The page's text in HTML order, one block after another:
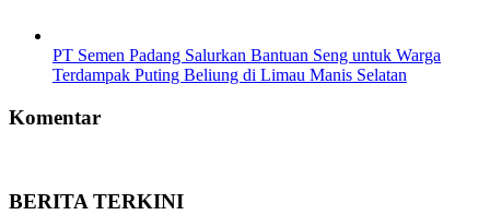
PT Semen Padang Salurkan Bantuan Seng untuk Warga
Terdampak Puting Beliung di Limau Manis Selatan
Komentar
BERITA TERKINI